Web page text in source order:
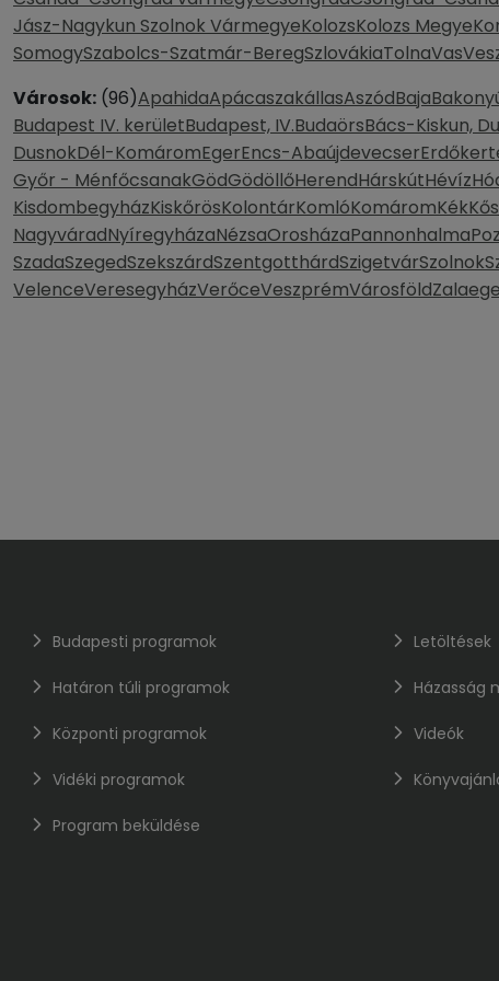
Jász-Nagykun Szolnok VármegyeKolozsKolozs Megye
SomogySzabolcs-Szatmár-BeregSzlovákiaTolnaVas
Városok: (96)ApahidaApácaszakállasAszódBaja
Budapest IV. kerületBudapest, IV.BudaörsBács-Kiskun,
DusnokDél-KomáromEgerEncs-Abaújdevecser
Győr - MénfőcsanakGödGödöllőHerendHárskútHévíz
KisdombegyházKiskőrösKolontárKomlóKomáromKék
NagyváradNyíregyházaNézsaOrosházaPannonhalma
SzadaSzegedSzekszárdSzentgotthárdSzigetvárSzolnok
VelenceVeresegyházVerőceVeszprémVárosföld
Budapesti programok
Határon túli programok
Központi programok
Vidéki programok
Program beküldése
Letöltések
Házasság
Videók